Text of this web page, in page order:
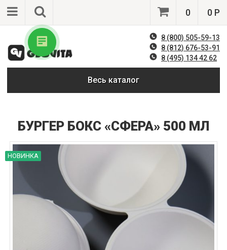
0 0 Р
8 (800) 505-59-13
8 (812) 676-53-91
8 (495) 134 42 62
Весь каталог
БУРГЕР БОКС «CФЕРА» 500 МЛ
НОВИНКА